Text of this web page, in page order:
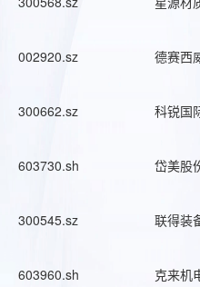
002920.sz 德赛西
300662.sz 科锐国
603730.sh 岱美股
300545.sz 联得装
603960.sh 克来机